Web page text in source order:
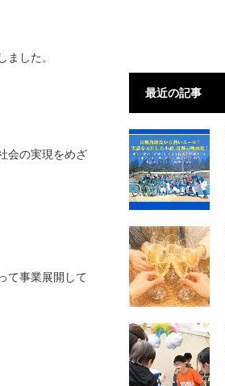
した。
会の実現をめざ
て事業展開して
最近の記事